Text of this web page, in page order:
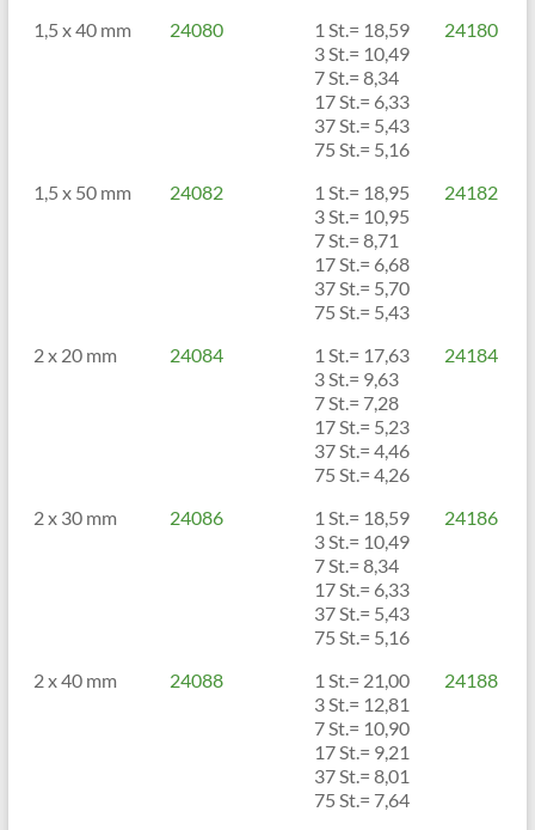
1,5 x 40 mm 24080
1 St.= 18,59
3 St.= 10,49
7 St.= 8,34
17 St.= 6,33
37 St.= 5,43
75 St.= 5,16
24180
1,5 x 50 mm 24082
1 St.= 18,95
3 St.= 10,95
7 St.= 8,71
17 St.= 6,68
37 St.= 5,70
75 St.= 5,43
24182
2 x 20 mm 24084
1 St.= 17,63
3 St.= 9,63
7 St.= 7,28
17 St.= 5,23
37 St.= 4,46
75 St.= 4,26
24184
2 x 30 mm 24086
1 St.= 18,59
3 St.= 10,49
7 St.= 8,34
17 St.= 6,33
37 St.= 5,43
75 St.= 5,16
24186
2 x 40 mm 24088
1 St.= 21,00
3 St.= 12,81
7 St.= 10,90
17 St.= 9,21
37 St.= 8,01
75 St.= 7,64
24188